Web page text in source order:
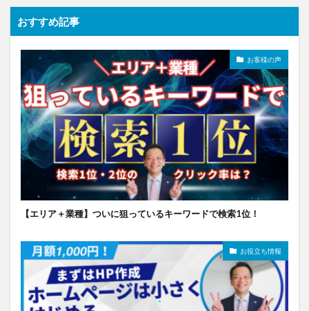
おすすめ記事
お客様の声
【エリア＋業種】ついに狙っているキーワードで検索1位！
お役立ち情報